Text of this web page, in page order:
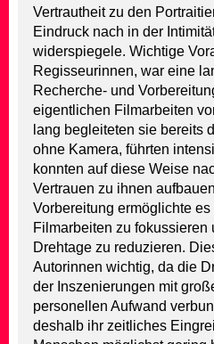
Vertrautheit zu den
Eindruck nach in der
widerspiegele. Wichtige
Regisseurinnen, war eine
Recherche- und
eigentlichen Filmarbeiten
lang begleiteten sie bereits
ohne Kamera, führten
konnten auf diese Weise
Vertrauen zu ihnen
Vorbereitung ermöglichte
Filmarbeiten zu fokussieren
Drehtage zu reduzieren.
Autorinnen wichtig, da die
der Inszenierungen mit
personellen Aufwand
deshalb ihr zeitliches